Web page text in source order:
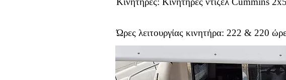
Ώρες λειτουργίας κινητήρα: 222 & 220